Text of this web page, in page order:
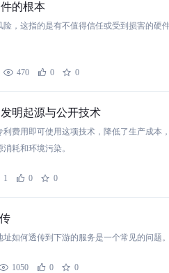
的根本
险，这指的是有不值得信任或受到损害的硬
470 0 0
明起源与公开技术
利费用 即可使用这项技术，降低了生产成本
耗和环境污染。
1 0 0
传
址如何透传到下游的服务是一个常见的问题
1050 0 0